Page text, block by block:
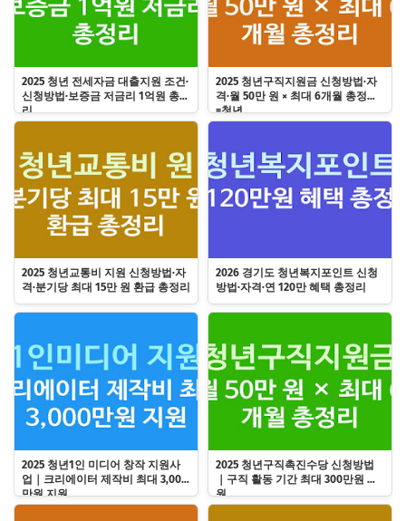
2025 청년 전세자금 대출지원 조건·
신청방법·보증금 저금리 1억원 총정
리
2025 청년구직지원금 신청방법·자
격·월 50만 원 × 최대 6개월 총정리
=청년
2025 청년교통비 지원 신청방법·자
격·분기당 최대 15만 원 환급 총정리
2026 경기도 청년복지포인트 신청
방법·자격·연 120만 혜택 총정리
2025 청년1인 미디어 창작 지원사
업｜크리에이터 제작비 최대 3,000
만원 지원
2025 청년구직촉진수당 신청방법
｜구직 활동 기간 최대 300만원 지
원